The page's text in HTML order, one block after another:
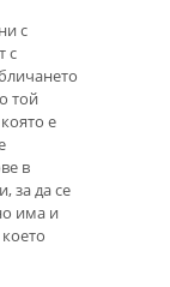
с
с
той
е
в
за да се
има и